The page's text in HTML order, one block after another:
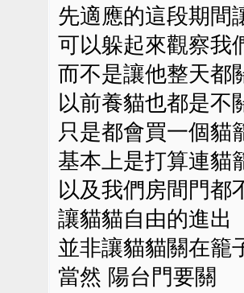
先適應的這段期間
可以躲起來觀察我
而不是讓他整天都
以前養貓也都是不
只是都會買一個貓
基本上是打算連貓
以及我們房間門都
讓貓貓自由的進出
並非讓貓貓關在籠
當然 陽台門要關